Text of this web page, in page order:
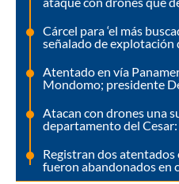
Cárcel para ‘el más
señalado de explotación
Atentado en vía
Mondomo; presidente
Atacan con drones una
departamento del
Registran dos
fueron abandonados en